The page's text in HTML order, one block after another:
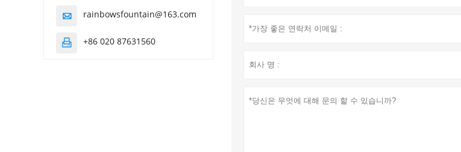
 rainbowsfountain@163.com
 +86 020 87631560